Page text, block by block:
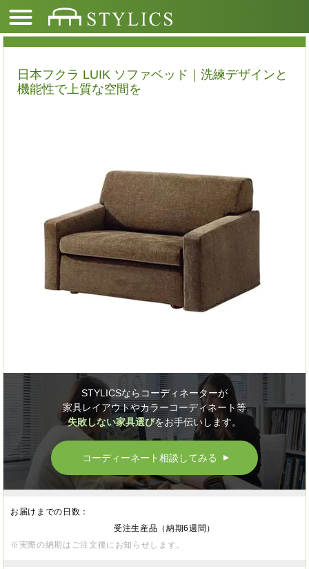
日本フクラ LUIK ソファベッド｜洗練デザインと
機能性で上質な空間を
STYLICSならコーディネーターが
家具レイアウトやカラーコーディネート等
失敗しない家具選びをお手伝いします。
コーディーネート相談してみる ▲
お届けまでの日数：
受注生産品（納期6週間）
※実際の納期はご注文後にお知らせします。